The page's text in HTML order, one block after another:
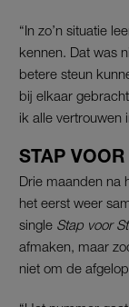
“In zo’n situatie
kennen. Dat was
betere steun
bij elkaar
ik alle vertrouwen
STAP VOOR
Drie maanden na
het eerst weer
single Stap voor
afmaken, maar
niet om de